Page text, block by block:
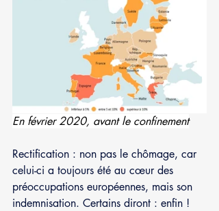
En février 2020, avant le confinement
Rectification : non pas le chômage, car
celui-ci a toujours été au cœur des
préoccupations européennes, mais son
indemnisation. Certains diront : enfin !